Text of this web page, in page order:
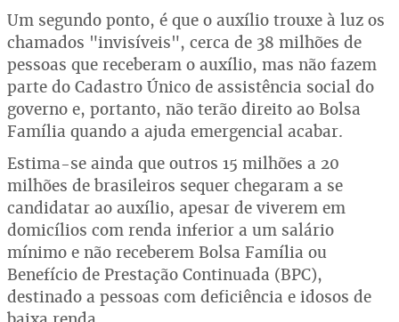
Um segundo ponto, é que o auxílio trouxe à luz os
chamados "invisíveis", cerca de 38 milhões de
pessoas que receberam o auxílio, mas não fazem
parte do Cadastro Único de assistência social do
governo e, portanto, não terão direito ao Bolsa
Família quando a ajuda emergencial acabar.
Estima-se ainda que outros 15 milhões a 20
milhões de brasileiros sequer chegaram a se
candidatar ao auxílio, apesar de viverem em
domicílios com renda inferior a um salário
mínimo e não receberem Bolsa Família ou
Benefício de Prestação Continuada (BPC),
destinado a pessoas com deficiência e idosos de